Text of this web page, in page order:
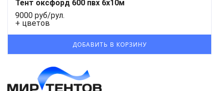
Тент оксфорд 600 пвх 6х10м
9000 руб/рул.
+ цветов